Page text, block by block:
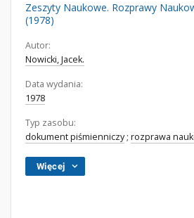
Zeszyty Naukowe. Rozprawy
(1978)
Autor:
Nowicki, Jacek.
Data wydania:
1978
Typ zasobu:
dokument piśmienniczy; rozprawa
Więcej